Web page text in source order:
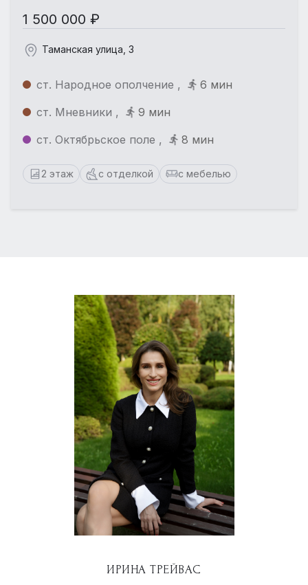
1 500 000 ₽
Таманская улица, 3
ст. Народное ополчение ,
6 мин
ст. Мневники ,
9 мин
ст. Октябрьское поле ,
8 мин
2 этаж с отделкой с мебелью
ИРИНА ТРЕЙВАС